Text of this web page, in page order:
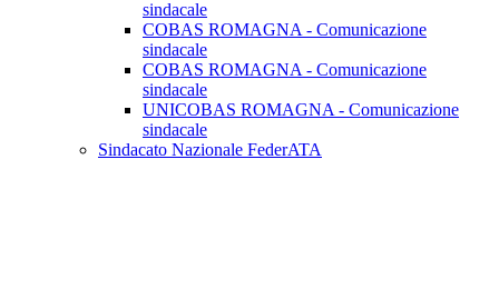
sindacale
COBAS ROMAGNA - Comunicazione
sindacale
COBAS ROMAGNA - Comunicazione
sindacale
UNICOBAS ROMAGNA - Comunicazione
sindacale
Sindacato Nazionale FederATA